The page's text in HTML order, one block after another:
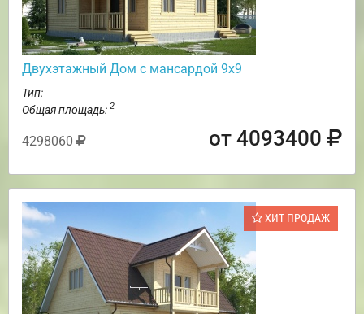
Двухэтажный Дом с мансардой 9х9
Тип:
Общая площадь: 2
4298060 от 4093400
ХИТ ПРОДАЖ